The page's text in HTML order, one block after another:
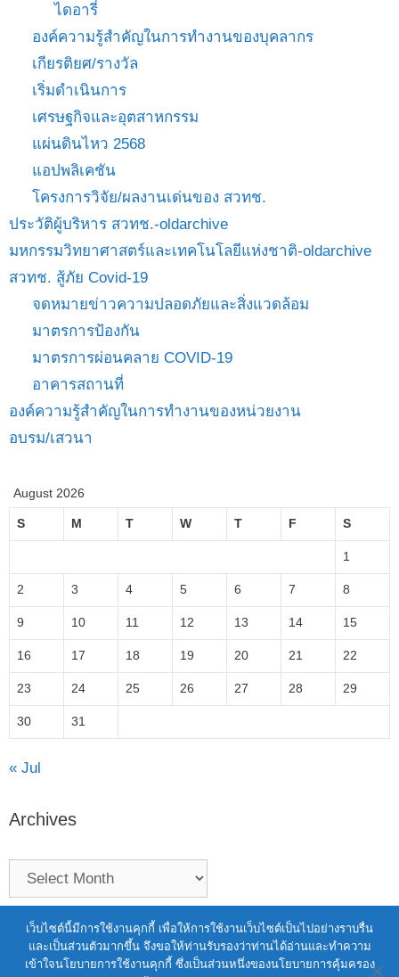
ไดอารี่
องค์ความรู้สำคัญในการทำงานของบุคลากร
เกียรติยศ/รางวัล
เริ่มดำเนินการ
เศรษฐกิจและอุตสาหกรรม
แผ่นดินไหว 2568
แอปพลิเคชัน
โครงการวิจัย/ผลงานเด่นของ สวทช.
ประวัติผู้บริหาร สวทช.-oldarchive
มหกรรมวิทยาศาสตร์และเทคโนโลยีแห่งชาติ-oldarchive
สวทช. สู้ภัย Covid-19
จดหมายข่าวความปลอดภัยและสิ่งแวดล้อม
มาตรการป้องกัน
มาตรการผ่อนคลาย COVID-19
อาคารสถานที่
องค์ความรู้สำคัญในการทำงานของหน่วยงาน
อบรม/เสวนา
August 2026
S M T W T F S
1
2 3 4 5 6 7 8
9 10 11 12 13 14 15
16 17 18 19 20 21 22
23 24 25 26 27 28 29
30 31
« Jul
Archives
Terms of Service|Personal Data Protection Policy
2021 สำนักงานพัฒนาวิทยาศาสตร์และ
เทคโนโลยีแห่งชาติ (สวทช.)
เว็บไซต์นี้มีการใช้งานคุกกี้ เพื่อให้การใช้งานเว็บไซต์เป็นไปอย่างราบรื่น
และเป็นส่วนตัวมากขึ้น จึงขอให้ท่านรับรองว่าท่านได้อ่านและทำความ
เข้าใจนโยบายการใช้งานคุกกี้ ซึ่งเป็นส่วนหนึ่งของนโยบายการคุ้มครอง